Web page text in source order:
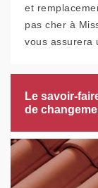
et
pas cher à
vous assurera
Le savoir-
de